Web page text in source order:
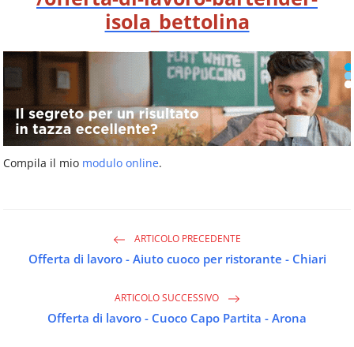
isola_bettolina
Compila il mio modulo online.
ARTICOLO PRECEDENTE
Offerta di lavoro - Aiuto cuoco per ristorante - Chiari
ARTICOLO SUCCESSIVO
Offerta di lavoro - Cuoco Capo Partita - Arona